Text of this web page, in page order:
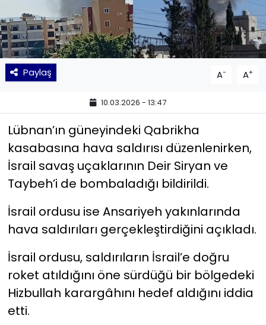
Paylaş A- A+
10.03.2026 - 13:47
Lübnan’ın güneyindeki Qabrikha
kasabasına hava saldırısı düzenlenirken,
İsrail savaş uçaklarının Deir Siryan ve
Taybeh’i de bombaladığı bildirildi.
İsrail ordusu ise Ansariyeh yakınlarında
hava saldırıları gerçekleştirdiğini açıkladı.
İsrail ordusu, saldırıların İsrail’e doğru
roket atıldığını öne sürdüğü bir bölgedeki
Hizbullah karargâhını hedef aldığını iddia
etti.
SAĞLIK
Siyaset
SPOR
TEKNOLOJİ
Yaşam
YEREL POLİTİKA
YEREL YÖNETİMLER
Yurt